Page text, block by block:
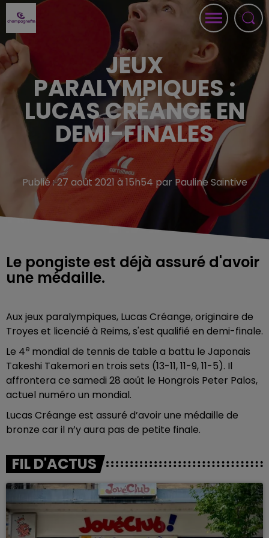
JEUX
PARALYMPIQUES :
LUCAS CRÉANGE EN
DEMI-FINALES
Publié : 27 août 2021 à 15h54 par Pauline Saintive
Le pongiste est déjà assuré d'avoir
une médaille.
Aux jeux paralympiques, Lucas Créange, originaire de
Troyes et licencié à Reims, s'est qualifié en demi-finale.
Le 4e mondial de tennis de table a battu le Japonais
Takeshi Takemori en trois sets (13-11, 11-9, 11-5). Il
affrontera ce samedi 28 août le Hongrois Peter Palos,
actuel numéro un mondial.
Lucas Créange est assuré d’avoir une médaille de
bronze car il n’y aura pas de petite finale.
FIL D'ACTUS